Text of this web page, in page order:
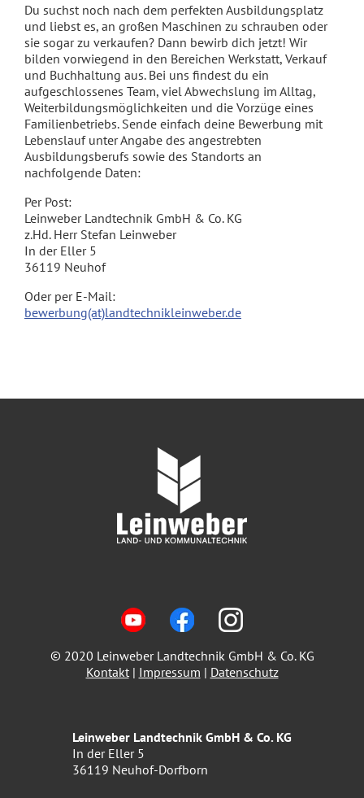
Du suchst noch nach dem perfekten Ausbildungsplatz
und liebst es, an großen Maschinen zu schrauben oder
sie sogar zu verkaufen? Dann bewirb dich jetzt! Wir
bilden vorwiegend in den Bereichen Werkstatt, Verkauf
und Buchhaltung aus. Bei uns findest du ein
aufgeschlossenes Team, viel Abwechslung im Alltag,
Weiterbildungsmöglichkeiten und die Vorzüge eines
Familienbetriebs. Sende einfach deine Bewerbung mit
Lebenslauf unter Angabe des angestrebten
Ausbildungsberufs sowie des Standorts an
nachfolgende Daten:
Per Post:
Leinweber Landtechnik GmbH & Co. KG
z.Hd. Herr Stefan Leinweber
In der Eller 5
36119 Neuhof
Oder per E-Mail:
bewerbung(at)landtechnikleinweber.de
© 2020 Leinweber Landtechnik GmbH & Co. KG
Kontakt| Impressum | Datenschutz
Leinweber Landtechnik GmbH & Co. KG
In der Eller 5
36119 Neuhof-Dorfborn